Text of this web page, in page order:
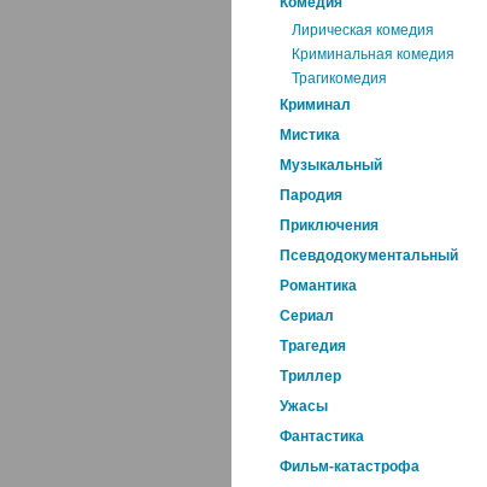
Лирическая комедия
Криминальная комедия
Трагикомедия
Криминал
Мистика
Музыкальный
Пародия
Приключения
Псевдодокументальный
Романтика
Cериал
Трагедия
Триллер
Ужасы
Фантастика
Фильм-катастрофа